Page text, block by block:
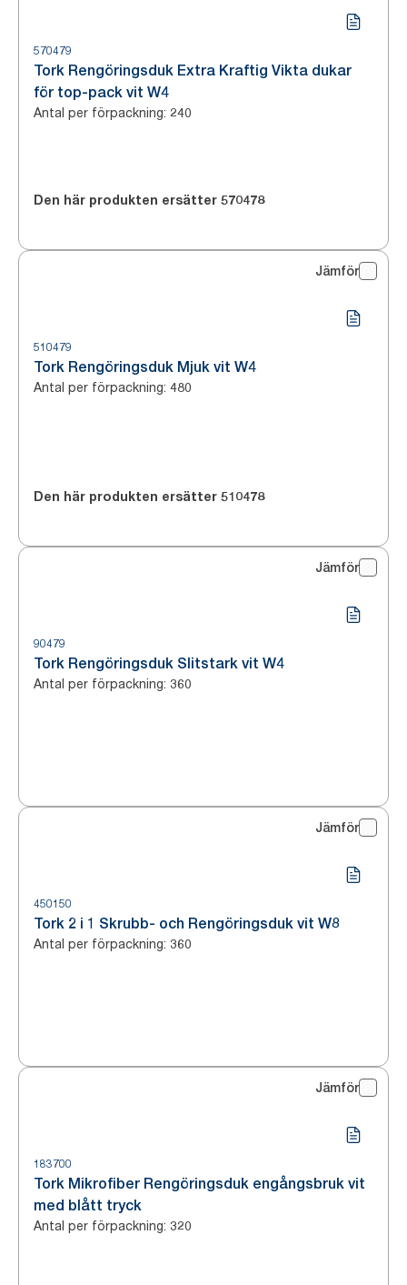
570479
Tork Rengöringsduk Extra Kraftig Vikta dukar
för top-pack vit W4
Antal per förpackning: 240
Den här produkten ersätter 570478
Jämför
510479
Tork Rengöringsduk Mjuk vit W4
Antal per förpackning: 480
Den här produkten ersätter 510478
Jämför
90479
Tork Rengöringsduk Slitstark vit W4
Antal per förpackning: 360
Jämför
450150
Tork 2 i 1 Skrubb- och Rengöringsduk vit W8
Antal per förpackning: 360
Jämför
183700
Tork Mikrofiber Rengöringsduk engångsbruk vit
med blått tryck
Antal per förpackning: 320